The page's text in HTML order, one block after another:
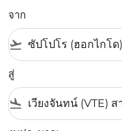
จาก
flight_takeoff
สู่
flight_land